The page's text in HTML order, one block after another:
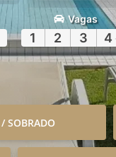
Vagas
1 2 3 4
SOBRADO